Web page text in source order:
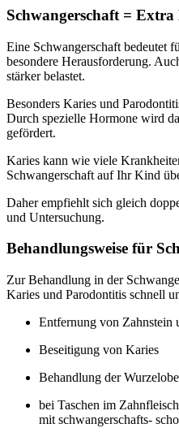
Schwangerschaft =
Eine Schwangerschaft bedeutet
besondere Herausforderung.
stärker belastet.
Besonders Karies und
Durch spezielle Hormone wird
gefördert.
Karies kann wie viele
Schwangerschaft auf Ihr Kind
Daher empfiehlt sich gleich
und Untersuchung.
Behandlungsweise für
Zur Behandlung in der
Karies und Parodontitis schnell
Entfernung von Zahnstein
Beseitigung von Karies
Behandlung der
bei Taschen im
mit schwangerschafts-